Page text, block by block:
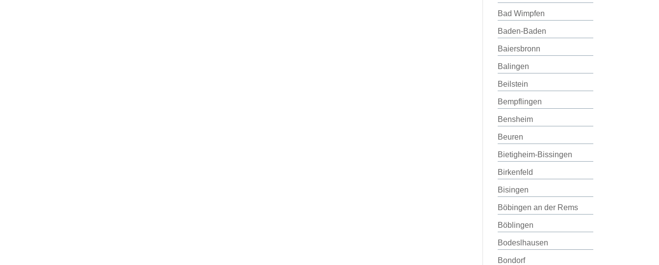
Bad Wimpfen
Baden-Baden
Baiersbronn
Balingen
Beilstein
Bempflingen
Bensheim
Beuren
Bietigheim-Bissingen
Birkenfeld
Bisingen
Böbingen an der Rems
Böblingen
Bodeslhausen
Bondorf